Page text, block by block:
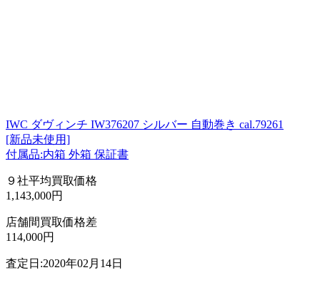
IWC ダヴィンチ IW376207 シルバー 自動巻き cal.79261
[新品未使用]
付属品:内箱 外箱 保証書
９社平均買取価格
1,143,000円
店舗間買取価格差
114,000円
査定日:2020年02月14日